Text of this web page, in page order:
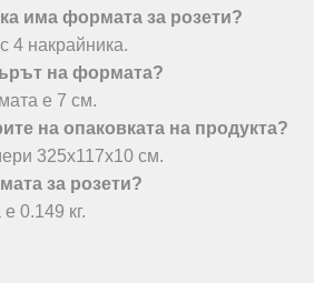
има формата за розети?
4 накрайника.
на формата?
е 7 см.
на опаковката на продукта?
325x117x10 см.
за розети?
0.149 кг.